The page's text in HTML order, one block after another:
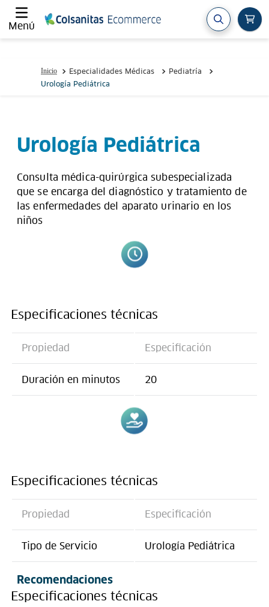
Menú
Especialidades Médicas
Pediatría
Urología Pediátrica
Urología Pediátrica
Consulta médica-quirúrgica subespecializada
que se encarga del diagnóstico y tratamiento de
las enfermedades del aparato urinario en los
niños
Especificaciones técnicas
Propiedad Especificación
Duración en minutos 20
Especificaciones técnicas
Propiedad Especificación
Tipo de Servicio Urología Pediátrica
Recomendaciones
Especificaciones técnicas